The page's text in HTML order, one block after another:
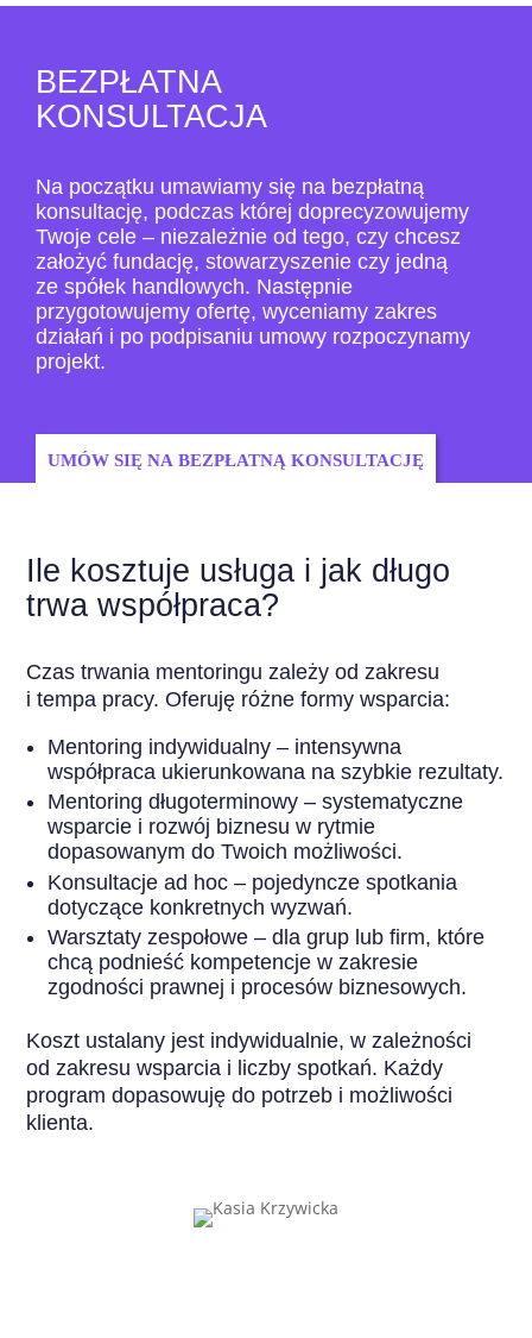
BEZPŁATNA
KONSULTACJA
Na początku umawiamy się na bezpłatną
konsultację, podczas której doprecyzowujemy
Twoje cele – niezależnie od tego, czy chcesz
założyć fundację, stowarzyszenie czy jedną
ze spółek handlowych. Następnie
przygotowujemy ofertę, wyceniamy zakres
działań i po podpisaniu umowy rozpoczynamy
projekt.
UMÓW SIĘ NA BEZPŁATNĄ KONSULTACJĘ
Ile kosztuje usługa i jak długo
trwa współpraca?
Czas trwania mentoringu zależy od zakresu
i tempa pracy. Oferuję różne formy wsparcia:
Mentoring indywidualny – intensywna
współpraca ukierunkowana na szybkie rezultaty.
Mentoring długoterminowy – systematyczne
wsparcie i rozwój biznesu w rytmie
dopasowanym do Twoich możliwości.
Konsultacje ad hoc – pojedyncze spotkania
dotyczące konkretnych wyzwań.
Warsztaty zespołowe – dla grup lub firm, które
chcą podnieść kompetencje w zakresie
zgodności prawnej i procesów biznesowych.
Koszt ustalany jest indywidualnie, w zależności
od zakresu wsparcia i liczby spotkań. Każdy
program dopasowuję do potrzeb i możliwości
klienta.